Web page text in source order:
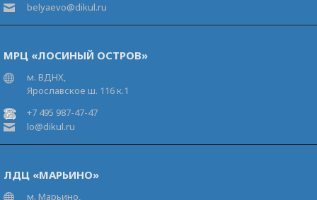
belyaevo@dikul.ru
МРЦ «ЛОСИНЫЙ ОСТРОВ»
м. ВДНХ,
Ярославское ш. 116 к.1
+7 495 987-47-47
lo@dikul.ru
ЛДЦ «МАРЬИНО»
м. Марьино,